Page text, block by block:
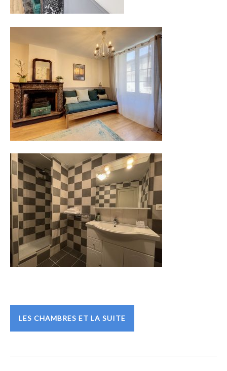
LES CHAMBRES ET LA SUITE